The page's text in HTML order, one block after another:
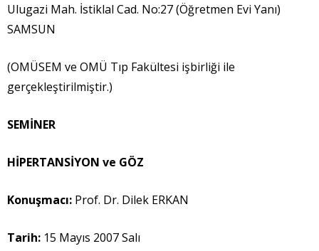
Ulugazi Mah. İstiklal Cad. No:27 (Öğretmen Evi Yanı)
SAMSUN
(OMÜSEM ve OMÜ Tıp Fakültesi işbirliği ile
gerçekleştirilmiştir.)
SEMİNER
HİPERTANSİYON ve GÖZ
Konuşmacı: Prof. Dr. Dilek ERKAN
Tarih: 15 Mayıs 2007 Salı